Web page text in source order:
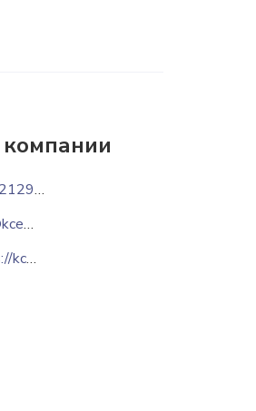
+77212912500
info@kcep.kz
https://kcep.kz